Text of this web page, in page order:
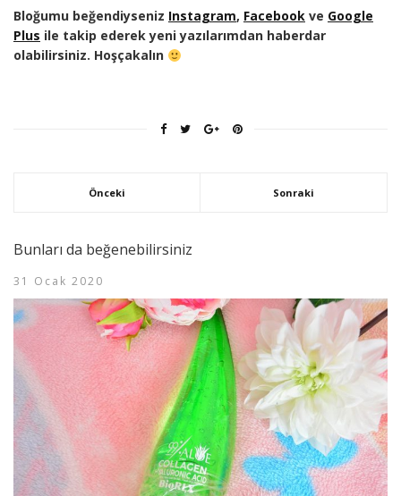
Bloğumu beğendiyseniz Instagram, Facebook ve Google
Plus ile takip ederek yeni yazılarımdan haberdar
olabilirsiniz. Hoşçakalın
Önceki Sonraki
Bunları da beğenebilirsiniz
31 Ocak 2020